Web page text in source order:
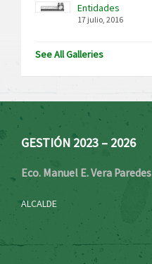
Entidades
17 julio, 2016
See All Galleries
GESTIÓN 2023 – 2026
Eco. Manuel E. Vera Paredes
ALCALDE